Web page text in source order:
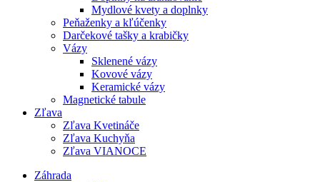
Mydlové kvety a doplnky
Peňaženky a kľúčenky
Darčekové tašky a krabičky
Vázy
Sklenené vázy
Kovové vázy
Keramické vázy
Magnetické tabule
Zľava
Zľava Kvetináče
Zľava Kuchyňa
Zľava VIANOCE
Záhrada